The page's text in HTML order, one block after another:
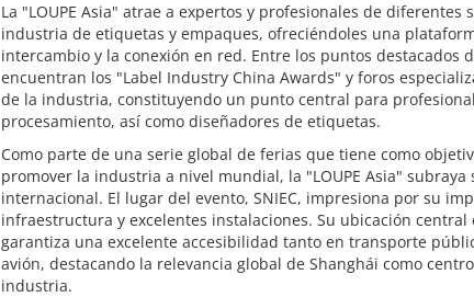
La "LOUPE Asia" atrae a expertos y profesionales de diferentes
industria de etiquetas y empaques, ofreciéndoles una
intercambio y la conexión en red. Entre los puntos destacados
encuentran los "Label Industry China Awards" y foros
de la industria, constituyendo un punto central para
procesamiento, así como diseñadores de etiquetas.
Como parte de una serie global de ferias que tiene como
promover la industria a nivel mundial, la "LOUPE Asia" subraya
internacional. El lugar del evento, SNIEC, impresiona por su
infraestructura y excelentes instalaciones. Su ubicación central
garantiza una excelente accesibilidad tanto en transporte
avión, destacando la relevancia global de Shanghái como
industria.